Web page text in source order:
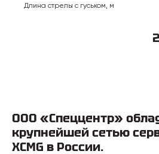
Длина стрелы с гуськом, м
ООО «Спеццентр»
крупнейшей сетью
XCMG в России.